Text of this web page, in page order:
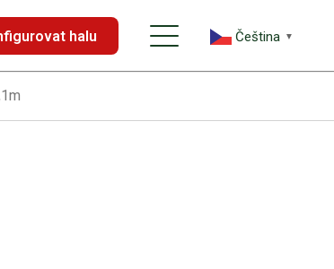
halu Čeština‎ ▼